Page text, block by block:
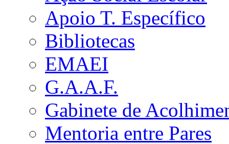
Apoio T. Específico
Bibliotecas
EMAEI
G.A.A.F.
Gabinete de
Mentoria entre Pares